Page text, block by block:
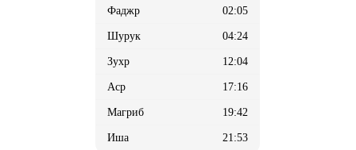
02:05
04:24
12:04
17:16
19:42
21:53